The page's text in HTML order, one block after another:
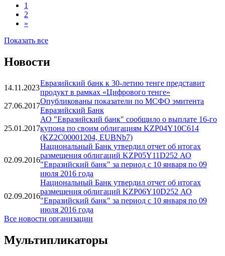
1
2
»
Показать все
Новости
14.11.2023
Евразийский банк к 30-летию тенге представит
продукт в рамках «Цифрового тенге»
27.06.2017
Опубликованы показатели по МСФО эмитента
Евразийский Банк
25.01.2017
АО "Евразийский банк" сообщило о выплате 16-го
купона по своим облигациям KZP04Y10С614
(KZ2C00001204, EUBNb7)
02.09.2016
Национальный Банк утвердил отчет об итогах
размещения облигаций KZP05Y11D252 АО
"Евразийский банк" за период с 10 января по 09
июля 2016 года
02.09.2016
Национальный Банк утвердил отчет об итогах
размещения облигаций KZP06Y10D252 АО
"Евразийский банк" за период с 10 января по 09
июля 2016 года
Все новости организации
Мультипликаторы